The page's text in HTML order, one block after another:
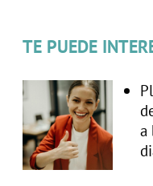
TE PUEDE
a